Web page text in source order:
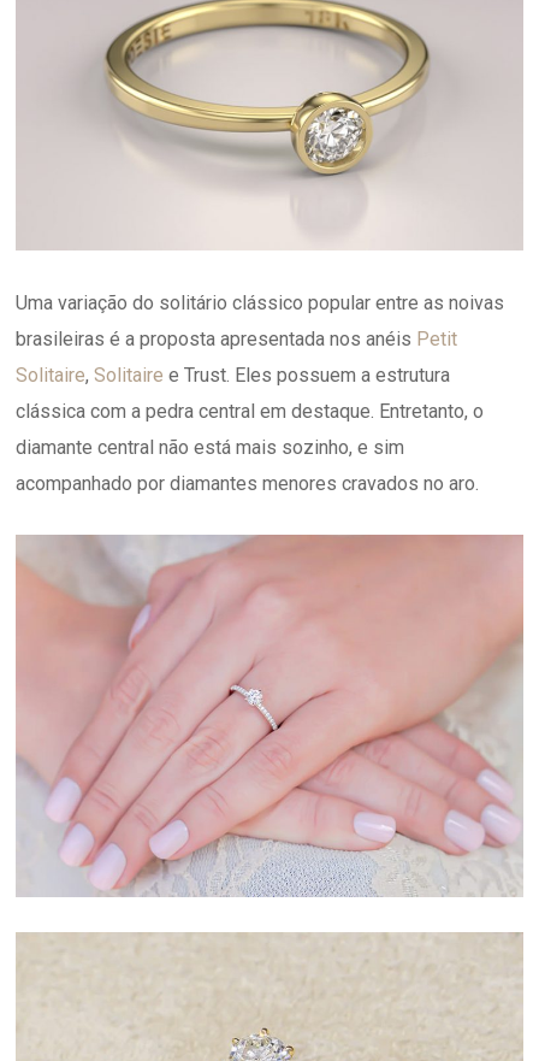
Uma variação do solitário clássico popular entre as noivas
brasileiras é a proposta apresentada nos anéis Petit
Solitaire,Solitaire e Trust. Eles possuem a estrutura
clássica com a pedra central em destaque. Entretanto, o
diamante central não está mais sozinho, e sim
acompanhado por diamantes menores cravados no aro.